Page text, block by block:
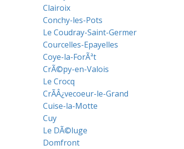
Clairoix
Conchy-les-Pots
Le Coudray-Saint-Germer
Courcelles-Epayelles
Coye-la-ForÃªt
CrÃ©py-en-Valois
Le Crocq
CrÃÂ¿vecoeur-le-Grand
Cuise-la-Motte
Cuy
Le DÃ©luge
Domfront